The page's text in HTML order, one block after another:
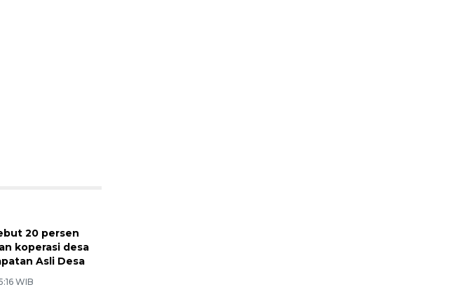
20 persen
koperasi desa
Asli Desa
WIB